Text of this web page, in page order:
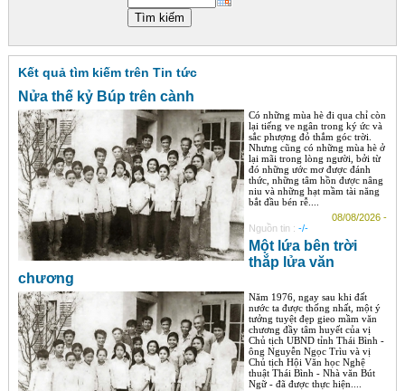
Liên hệ
Tìm kiếm
Kết quả tìm kiếm trên Tin tức
Nửa thế kỷ Búp trên cành
Có những mùa hè đi qua chỉ còn
lại tiếng ve ngân trong ký ức và
sắc phượng đỏ thắm góc trời.
Nhưng cũng có những mùa hè ở
lại mãi trong lòng người, bởi từ
đó những ước mơ được đánh
thức, những tâm hồn được nâng
niu và những hạt mầm tài năng
bắt đầu bén rễ....
08/08/2026 -
Nguồn tin : -/-
Một lứa bên trời
thắp lửa văn
chương
Năm 1976, ngay sau khi đất
nước ta được thống nhất, một ý
tưởng tuyệt đẹp gieo mầm văn
chương đầy tâm huyết của vị
Chủ tịch UBND tỉnh Thái Bình -
ông Nguyễn Ngọc Trìu và vị
Chủ tịch Hội Văn học Nghệ
thuật Thái Bình - Nhà văn Bút
Ngữ - đã được thực hiện....